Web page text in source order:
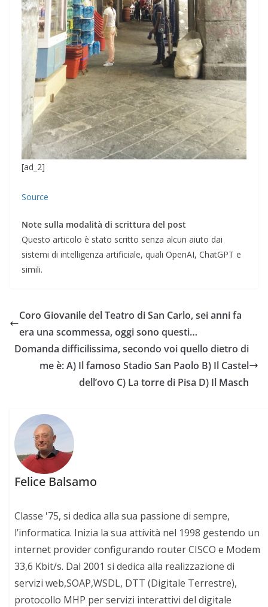
[ad_2]
Source
Note sulla modalità di scrittura del post
Questo articolo è stato scritto senza alcun aiuto dai
sistemi di intelligenza artificiale, quali OpenAI, ChatGPT e
simili.
Coro Giovanile del Teatro di San Carlo, sei anni fa
era una scommessa, oggi sono questi…
Domanda difficilissima, secondo voi quello dietro di
me è: A) Il famoso Stadio San Paolo B) Il Castel
dell’ovo C) La torre di Pisa D) Il Masch
Felice Balsamo
Classe '75, si dedica alla sua passione di sempre,
l’informatica. Inizia la sua attività nel 1998 gestendo un
internet provider configurando router CISCO e Modem
33,6 Kbit/s. Dal 2001 si dedica alla realizzazione di
servizi web,SOAP,WSDL, DTT (Digitale Terrestre),
protocollo MHP per servizi interattivi del digitale